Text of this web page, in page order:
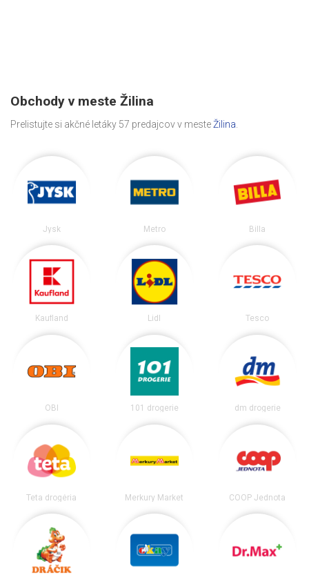
Obchody v meste Žilina
Prelistujte si akčné letáky 57 predajcov v mesteŽilina
Jysk Metro Billa
Kaufland Lidl Tesco
OBI 101 drogerie dm drogerie
Teta drogéria Merkury Market COOP Jednota